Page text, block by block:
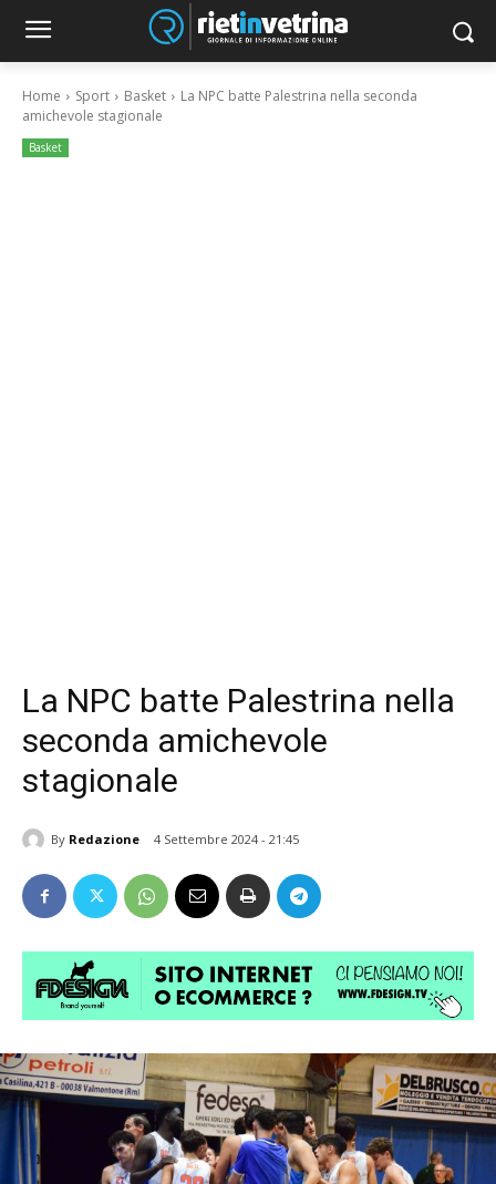
Home Sport Basket
La NPC batte Palestrina nella seconda
amichevole stagionale
Basket
La NPC batte Palestrina nella
seconda amichevole
stagionale
By Redazione 4 Settembre 2024 - 21:45